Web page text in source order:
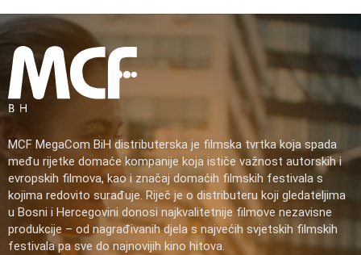
MCF MegaCom BiH distributerska je filmska tvrtka koja spada
među rijetke domaće kompanije koja ističe važnost autorskih i
evropskih filmova, kao i značaj domaćih filmskih festivala s
kojima redovito surađuje. Riječ je o distributeru koji gledateljima
u Bosni i Hercegovini donosi najkvalitetnije filmove nezavisne
produkcije – od nagrađivanih djela s najvećih svjetskih filmskih
festivala pa sve do najnovijih kino hitova.